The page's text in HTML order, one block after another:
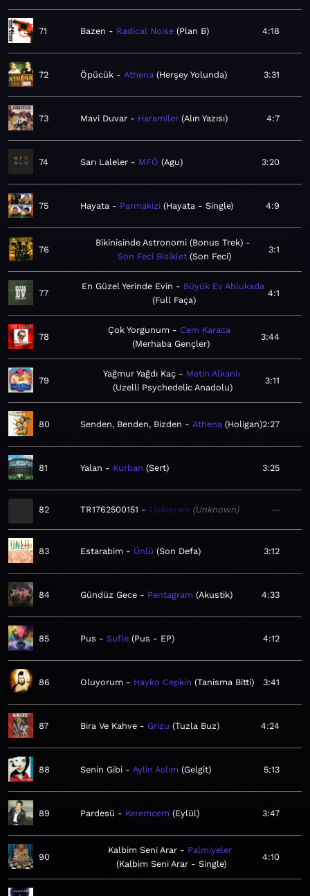
71 Bazen Radical Noise Plan B 4:18
72 Öpücük Athena Herşey Yolunda 3:31
73 Mavi Duvar Haramiler Alın Yazısı 4:7
74 Sarı Laleler MFÖ Agu 3:20
75 Hayata Parmakizi Hayata - Single 4:9
76
Bikinisinde Astronomi (Bonus Trek)
Son Feci Bisiklet Son Feci
3:1
77
En Güzel Yerinde Evin
Büyük Ev Ablukada
Full Faça
4:1
78
Çok Yorgunum
Cem Karaca
Merhaba Gençler
3:44
79
Yağmur Yağdı Kaç
Metin Alkanlı
Uzelli Psychedelic Anadolu
3:11
80 Senden, Benden, Bizden Athena Holigan 2:27
81 Yalan Kurban Sert 3:25
82 TR1762500151 Unknown Unknown —
83 Estarabim Ünlü Son Defa 3:12
84 Gündüz Gece Pentagram Akustik 4:33
85 Pus Sufle Pus - EP 4:12
86 Oluyorum Hayko Cepkin Tanisma Bitti 3:41
87 Bira Ve Kahve Grizu Tuzla Buz 4:24
88 Senin Gibi Aylin Aslım Gelgit 5:13
89 Pardesü Keremcem Eylül 3:47
90
Kalbim Seni Arar
Palmiyeler
Kalbim Seni Arar - Single
4:10